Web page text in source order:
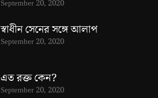
September 20, 2020
স্বাধীন সেনের সঙ্গে আলাপ
September 20, 2020
এত রক্ত কেন?
September 20, 2020